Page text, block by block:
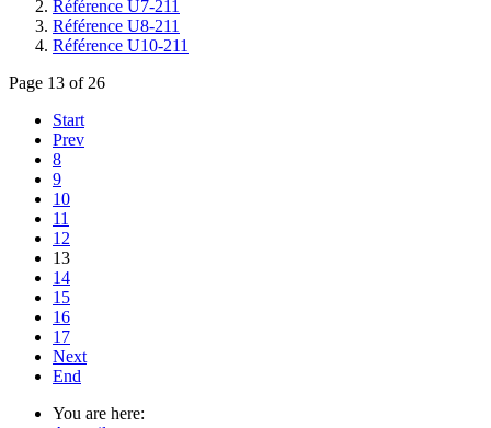
Référence U7-211
Référence U8-211
Référence U10-211
Page 13 of 26
Start
Prev
8
9
10
11
12
13
14
15
16
17
Next
End
You are here: